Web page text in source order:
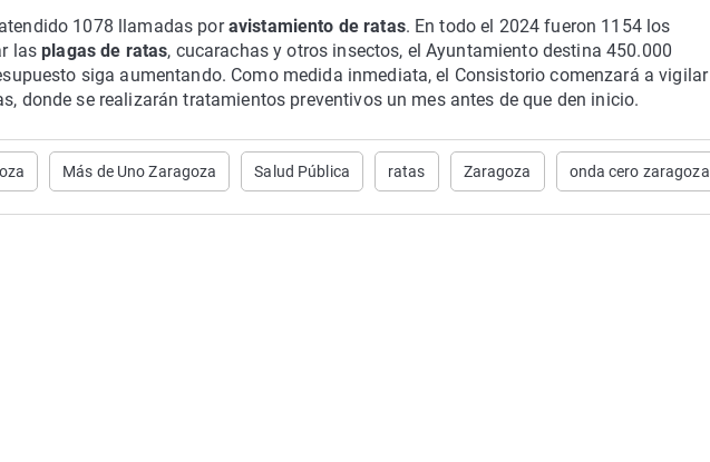
1078 llamadas poravistamiento de ratas. En todo el 2024 fueron 1154 los
lasplagas de ratas, cucarachas y otros insectos, el Ayuntamiento destina 450.000
siga aumentando. Como medida inmediata, el Consistorio comenzará a vigilar
donde se realizarán tratamientos preventivos un mes antes de que den inicio.
Más de Uno Zaragoza Salud Pública ratas Zaragoza onda cero zaragoza